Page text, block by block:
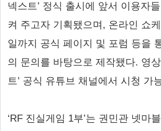
넥스트’ 정식 출시에 앞서 이용자
켜 주고자 기획됐으며, 온라인 쇼
일까지 공식 페이지 및 포럼 등을
의 문의를 바탕으로 제작됐다. 영
트’ 공식 유튜브 채널에서 시청 가
‘RF 진실게임 1부’는 권민관 넷마